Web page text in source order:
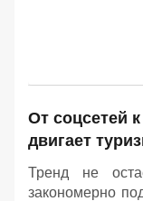
От соцсетей
двигает
Тренд не
закономерно